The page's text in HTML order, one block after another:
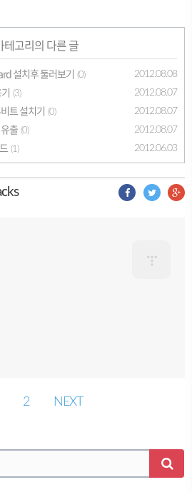
테고리의 다른 글
설치후 둘러보기 (0) 2012.08.08
(3) 2012.08.07
트 설치기 (0) 2012.08.07
출 (0) 2012.08.07
(1) 2012.06.03
s
2 NEXT